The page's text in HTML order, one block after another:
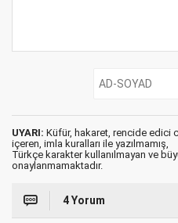
UYARI: Küfür, hakaret, rencide edici
içeren, imla kuralları ile yazılmamış,
Türkçe karakter kullanılmayan ve
onaylanmamaktadır.
4 Yorum